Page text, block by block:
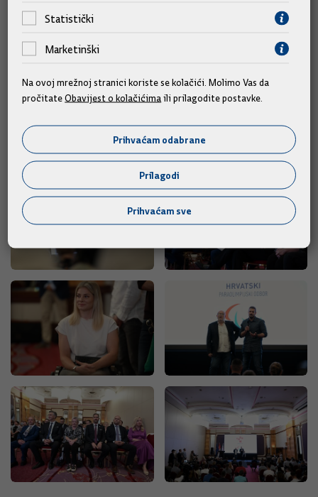
sportom osoba s invaliditetom snimio je poznati redatelj
paraolimpijci Sandra Paović, Anđela Mužinić Vincetić, Helena
Izvor: Hina/Vlada
Foto galerija
Statistički
Marketinški
Na ovoj mrežnoj stranici koriste se kolačići. Molimo Vas da
pročitateObavijest o kolačićimaili prilagodite postavke.
Prihvaćam odabrane
Prilagodi
Prihvaćam sve